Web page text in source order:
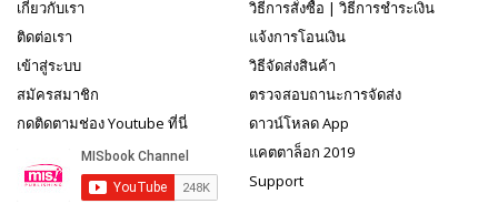
เกี่ยวกับเรา
ติดต่อเรา
เข้าสู่ระบบ
สมัครสมาชิก
กดติดตามช่อง Youtube ที่นี่
วิธีการสั่งซื้อ | วิธีการชำระเงิน
แจ้งการโอนเงิน
วิธีจัดส่งสินค้า
ตรวจสอบถานะการจัดส่ง
ดาวน์โหลด App
แคตตาล็อก 2019
Support